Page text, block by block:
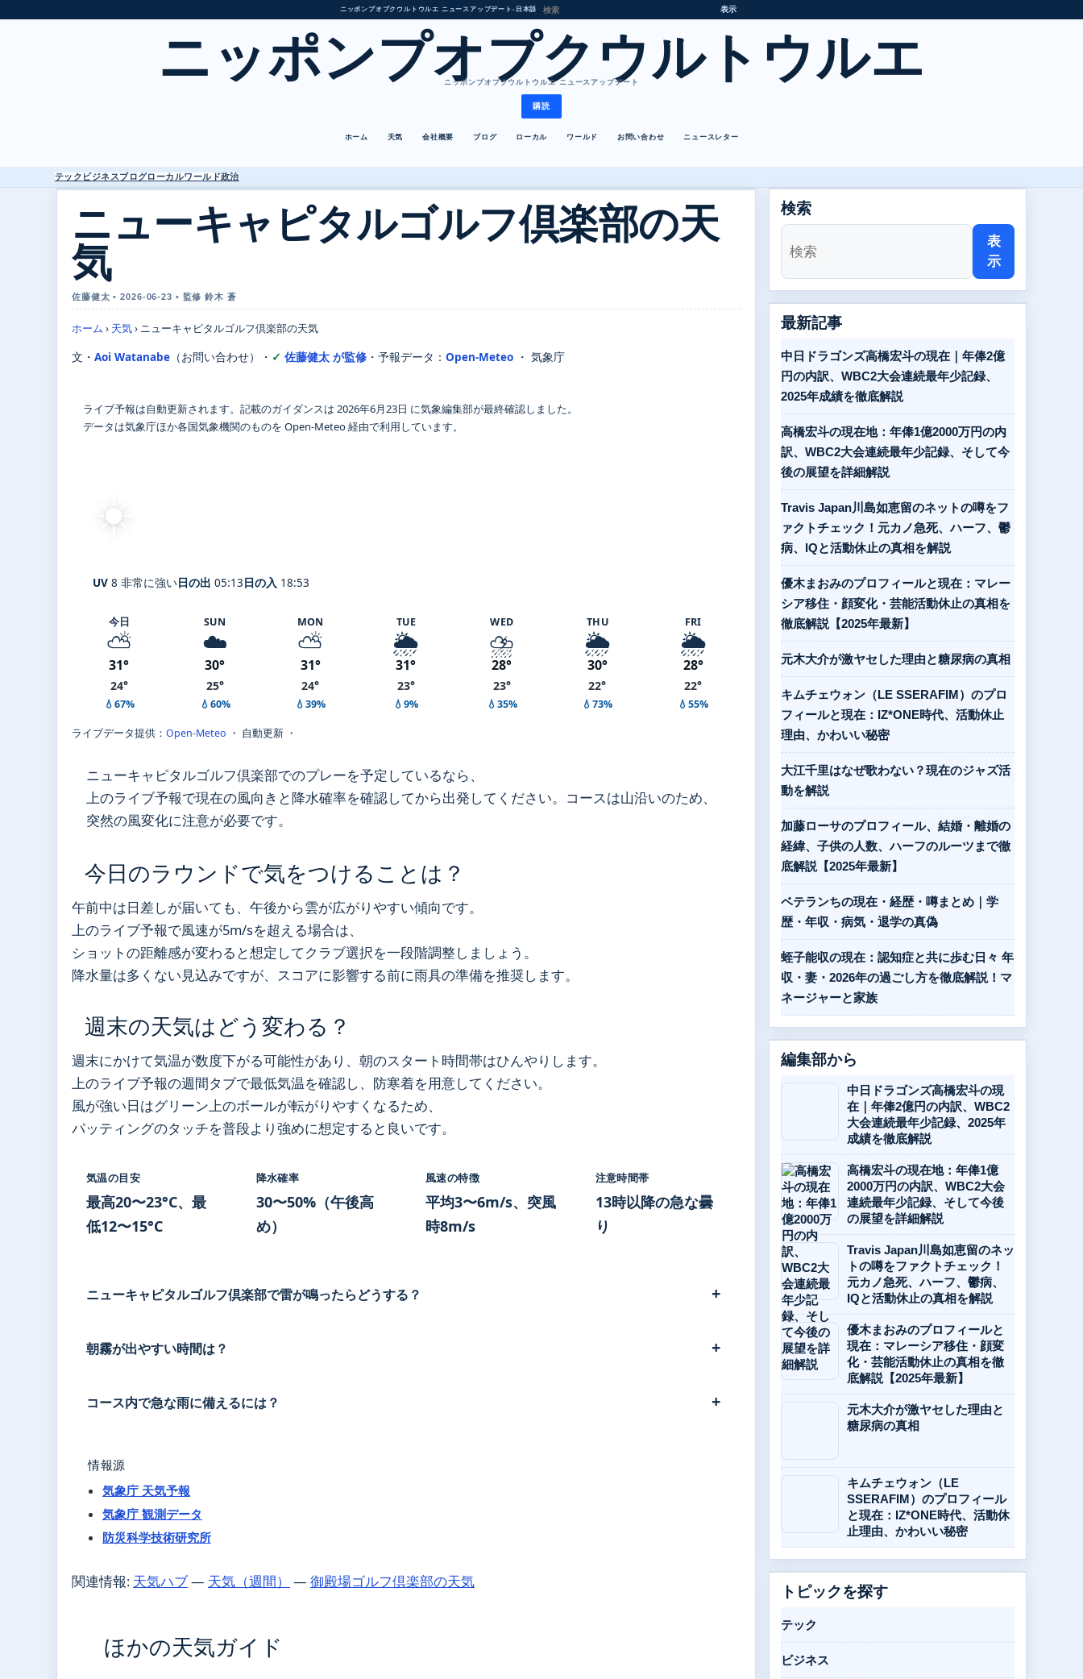
ニッポンプオプクウルトウルエ ニュースアップデート • 日本語 表示
ニッポンプオプクウルトウルエ
ニッポンプオプクウルトウルエ ニュースアップデート
購読
ホーム 天気 会社概要 ブログ ローカル ワールド お問い合わせ ニュースレター
テック ビジネスブログローカルワールド政治
ニューキャピタルゴルフ倶楽部の天
気
佐藤健太 • 2026-06-23 • 監修 鈴木 蒼
ホーム › 天気› ニューキャピタルゴルフ倶楽部の天気
文・ Aoi Watanabe （お問い合わせ） ・ 佐藤健太 が監修 ・ 予報データ： Open-Meteo ・ 気象庁
ライブ予報は自動更新されます。記載のガイダンスは 2026年6月23日 に気象編集部が最終確認しました。
データは気象庁ほか各国気象機関のものを Open-Meteo 経由で利用しています。
☀️
UV 8 非常に強い日の出 05:13日の入 18:53
今日
⛅
31°
24°
💧67%
SUN
☁️
30°
25°
💧60%
MON
⛅
31°
24°
💧39%
TUE
🌦️
31°
23°
💧9%
WED
⛈️
28°
23°
💧35%
THU
🌦️
30°
22°
💧73%
FRI
🌦️
28°
22°
💧55%
ライブデータ提供： Open-Meteo ・ 自動更新 ・
ニューキャピタルゴルフ倶楽部でのプレーを予定しているなら、
上のライブ予報で現在の風向きと降水確率を確認してから出発してください。コースは山沿いのため、
突然の風変化に注意が必要です。
今日のラウンドで気をつけることは？
午前中は日差しが届いても、午後から雲が広がりやすい傾向です。
上のライブ予報で風速が5m/sを超える場合は、
ショットの距離感が変わると想定してクラブ選択を一段階調整しましょう。
降水量は多くない見込みですが、スコアに影響する前に雨具の準備を推奨します。
週末の天気はどう変わる？
週末にかけて気温が数度下がる可能性があり、朝のスタート時間帯はひんやりします。
上のライブ予報の週間タブで最低気温を確認し、防寒着を用意してください。
風が強い日はグリーン上のボールが転がりやすくなるため、
パッティングのタッチを普段より強めに想定すると良いです。
気温の目安
最高20〜23°C、最
低12〜15°C
降水確率
30〜50%（午後高
め）
風速の特徴
平均3〜6m/s、突風
時8m/s
注意時間帯
13時以降の急な曇
り
ニューキャピタルゴルフ倶楽部で雷が鳴ったらどうする？
朝霧が出やすい時間は？
コース内で急な雨に備えるには？
情報源
気象庁 天気予報
気象庁 観測データ
防災科学技術研究所
関連情報: 天気ハブ— 天気（週間） — 御殿場ゴルフ倶楽部の天気
ほかの天気ガイド
検索
表
示
最新記事
中日ドラゴンズ高橋宏斗の現在｜年俸2億
円の内訳、WBC2大会連続最年少記録、
2025年成績を徹底解説
高橋宏斗の現在地：年俸1億2000万円の内
訳、WBC2大会連続最年少記録、そして今
後の展望を詳細解説
Travis Japan川島如恵留のネットの噂をフ
ァクトチェック！元カノ急死、ハーフ、鬱
病、IQと活動休止の真相を解説
優木まおみのプロフィールと現在：マレー
シア移住・顔変化・芸能活動休止の真相を
徹底解説【2025年最新】
元木大介が激ヤセした理由と糖尿病の真相
キムチェウォン（LE SSERAFIM）のプロ
フィールと現在：IZ*ONE時代、活動休止
理由、かわいい秘密
大江千里はなぜ歌わない？現在のジャズ活
動を解説
加藤ローサのプロフィール、結婚・離婚の
経緯、子供の人数、ハーフのルーツまで徹
底解説【2025年最新】
ベテランちの現在・経歴・噂まとめ｜学
歴・年収・病気・退学の真偽
蛭子能収の現在：認知症と共に歩む日々 年
収・妻・2026年の過ごし方を徹底解説！マ
ネージャーと家族
編集部から
中日ドラゴンズ高橋宏斗の現
在｜年俸2億円の内訳、WBC2
大会連続最年少記録、2025年
成績を徹底解説
高橋宏斗の現在地：年俸1億
2000万円の内訳、WBC2大会
連続最年少記録、そして今後
の展望を詳細解説
Travis Japan川島如恵留のネッ
トの噂をファクトチェック！
元カノ急死、ハーフ、鬱病、
IQと活動休止の真相を解説
優木まおみのプロフィールと
現在：マレーシア移住・顔変
化・芸能活動休止の真相を徹
底解説【2025年最新】
元木大介が激ヤセした理由と
糖尿病の真相
キムチェウォン（LE
SSERAFIM）のプロフィール
と現在：IZ*ONE時代、活動休
止理由、かわいい秘密
トピックを探す
テック
ビジネス